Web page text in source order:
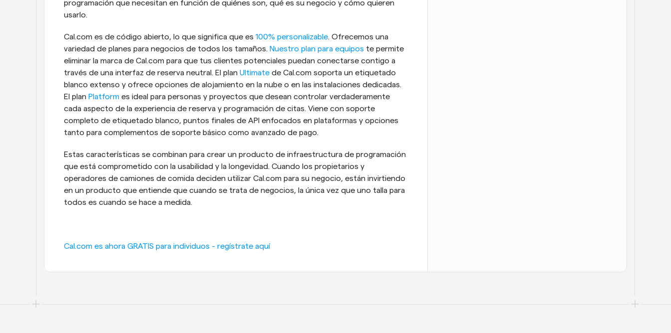
programación que necesitan en función de quiénes son, qué es su negocio y cómo quieren
usarlo.
Cal.com es de código abierto, lo que significa que es 100% personalizable. Ofrecemos una
variedad de planes para negocios de todos los tamaños. Nuestro plan para equipos te permite
eliminar la marca de Cal.com para que tus clientes potenciales puedan conectarse contigo a
través de una interfaz de reserva neutral. El plan Ultimate de Cal.com soporta un etiquetado
blanco extenso y ofrece opciones de alojamiento en la nube o en las instalaciones dedicadas.
El plan Platform es ideal para personas y proyectos que desean controlar verdaderamente
cada aspecto de la experiencia de reserva y programación de citas. Viene con soporte
completo de etiquetado blanco, puntos finales de API enfocados en plataformas y opciones
tanto para complementos de soporte básico como avanzado de pago.
Estas características se combinan para crear un producto de infraestructura de programación
que está comprometido con la usabilidad y la longevidad. Cuando los propietarios y
operadores de camiones de comida deciden utilizar Cal.com para su negocio, están invirtiendo
en un producto que entiende que cuando se trata de negocios, la única vez que uno talla para
todos es cuando se hace a medida.
Cal.com es ahora GRATIS para individuos - regístrate aquí